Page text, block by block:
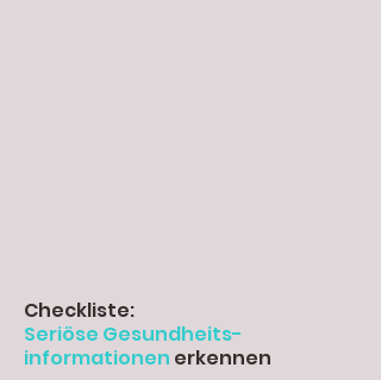
Checkliste:
Seriöse Gesundheits-
informationen erkennen